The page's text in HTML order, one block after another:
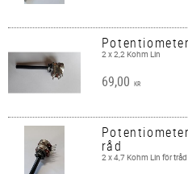
2 x 2,2 Kohm Lin
69,00 KR
råd
2 x 4,7 Kohm Lin för tråd